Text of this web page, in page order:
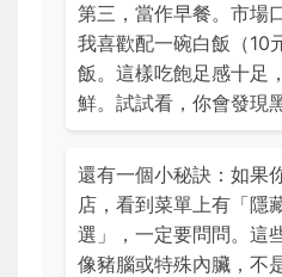
第三，當作早餐。市場
我喜歡配一碗白飯（10
飯。這樣吃飽足感十足
鮮。試試看，你會發現
還有一個小秘訣：如果
店，看到菜單上有「隱
選」，一定要問問。這
像豬腦或特殊內臟，不